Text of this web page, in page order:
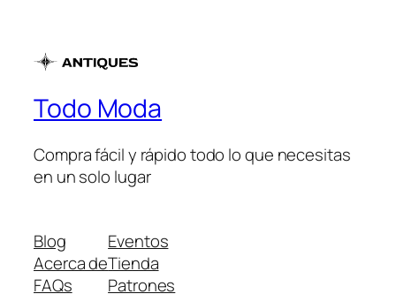
Todo Moda
Compra fácil y rápido todo lo que necesitas
en un solo lugar
Blog
Acerca de
FAQs
Eventos
Tienda
Patrones